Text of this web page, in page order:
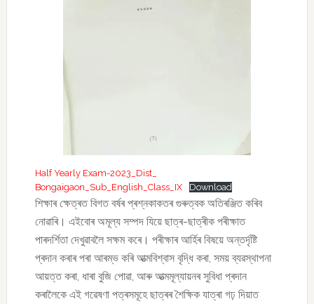
Half Yearly Exam-2023_Dist_
Bongaigaon_Sub_English_Class_IX
Download
শিক্ষাৰ ক্ষেত্ৰত বিগত বৰ্ষৰ প্ৰশ্নকাকতৰ গুৰুত্বক অতিৰঞ্জিত কৰিব
নোৱাৰি। এইবোৰ অমূল্য সম্পদ যিয়ে ছাত্ৰ-ছাত্ৰীক পৰীক্ষাত
পাৰদৰ্শিতা দেখুৱাবলৈ সক্ষম কৰে। পৰীক্ষাৰ আৰ্হিৰ বিষয়ে অন্তৰ্দৃষ্টি
প্ৰদান কৰাৰ পৰা আৰম্ভ কৰি আত্মবিশ্বাস বৃদ্ধি কৰা, সময় ব্যৱস্থাপনা
আয়ত্ত কৰা, ধাৰা বুজি পোৱা, আৰু আত্মমূল্যায়নৰ সুবিধা প্ৰদান
কৰালৈকে এই গৱেষণা পত্ৰসমূহে ছাত্ৰৰ শৈক্ষিক যাত্ৰা গঢ় দিয়াত